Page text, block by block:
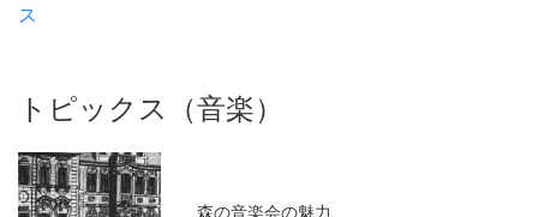
ス
トピックス（音楽）
森の音楽会の魅力